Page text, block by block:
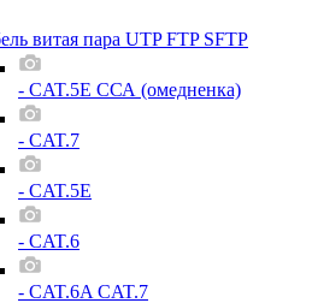
витая пара UTP FTP SFTP
- CAT.5E ССА (омедненка)
- CAT.7
- CAT.5E
- CAT.6
- CAT.6A CAT.7